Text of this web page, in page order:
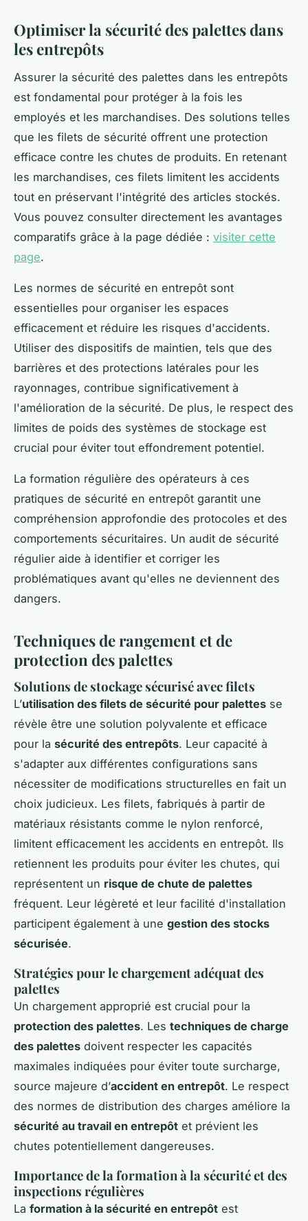
Optimiser la sécurité des palettes dans
les entrepôts
Assurer la sécurité des palettes dans les entrepôts
est fondamental pour protéger à la fois les
employés et les marchandises. Des solutions telles
que les filets de sécurité offrent une protection
efficace contre les chutes de produits. En retenant
les marchandises, ces filets limitent les accidents
tout en préservant l'intégrité des articles stockés.
Vous pouvez consulter directement les avantages
comparatifs grâce à la page dédiée : visiter cette
page.
Les normes de sécurité en entrepôt sont
essentielles pour organiser les espaces
efficacement et réduire les risques d'accidents.
Utiliser des dispositifs de maintien, tels que des
barrières et des protections latérales pour les
rayonnages, contribue significativement à
l'amélioration de la sécurité. De plus, le respect des
limites de poids des systèmes de stockage est
crucial pour éviter tout effondrement potentiel.
La formation régulière des opérateurs à ces
pratiques de sécurité en entrepôt garantit une
compréhension approfondie des protocoles et des
comportements sécuritaires. Un audit de sécurité
régulier aide à identifier et corriger les
problématiques avant qu'elles ne deviennent des
dangers.
Techniques de rangement et de
protection des palettes
Solutions de stockage sécurisé avec filets
L’utilisation des filets de sécurité pour palettes se
révèle être une solution polyvalente et efficace
pour la sécurité des entrepôts. Leur capacité à
s'adapter aux différentes configurations sans
nécessiter de modifications structurelles en fait un
choix judicieux. Les filets, fabriqués à partir de
matériaux résistants comme le nylon renforcé,
limitent efficacement les accidents en entrepôt. Ils
retiennent les produits pour éviter les chutes, qui
représentent un risque de chute de palettes
fréquent. Leur légèreté et leur facilité d'installation
participent également à une gestion des stocks
sécurisée.
Stratégies pour le chargement adéquat des
palettes
Un chargement approprié est crucial pour la
protection des palettes. Les techniques de charge
des palettes doivent respecter les capacités
maximales indiquées pour éviter toute surcharge,
source majeure d’accident en entrepôt. Le respect
des normes de distribution des charges améliore la
sécurité au travail en entrepôt et prévient les
chutes potentiellement dangereuses.
Importance de la formation à la sécurité et des
inspections régulières
La formation à la sécurité en entrepôt est